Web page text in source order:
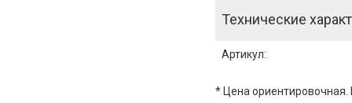
Технические
Артикул:
* Цена ориентировочная.